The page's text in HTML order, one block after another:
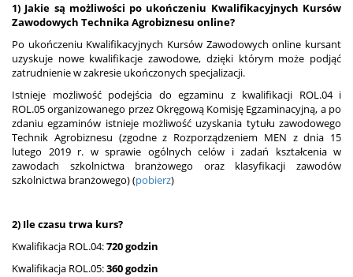
1) Jakie są możliwości po ukończeniu Kwalifikacyjnych Kursów
Zawodowych Technika Agrobiznesu online?
Po ukończeniu Kwalifikacyjnych Kursów Zawodowych online kursant
uzyskuje nowe kwalifikacje zawodowe, dzięki którym może podjąć
zatrudnienie w zakresie ukończonych specjalizacji.
Istnieje możliwość podejścia do egzaminu z kwalifikacji ROL.04 i
ROL.05 organizowanego przez Okręgową Komisję Egzaminacyjną, a po
zdaniu egzaminów istnieje możliwość uzyskania tytułu zawodowego
Technik Agrobiznesu (zgodne z Rozporządzeniem MEN z dnia 15
lutego 2019 r. w sprawie ogólnych celów i zadań kształcenia w
zawodach szkolnictwa branżowego oraz klasyfikacji zawodów
szkolnictwa branżowego) (pobierz)
2) Ile czasu trwa kurs?
Kwalifikacja ROL.04:720 godzin
Kwalifikacja ROL.05:360 godzin